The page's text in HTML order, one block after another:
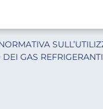
GAS